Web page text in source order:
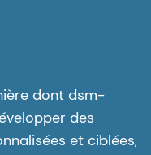
dont dsm-
des
et ciblées,